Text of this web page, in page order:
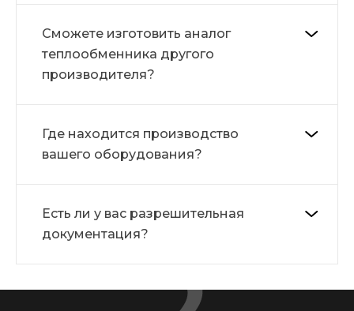
Сможете изготовить аналог
теплообменника другого
производителя?
Где находится производство
вашего оборудования?
Есть ли у вас разрешительная
документация?